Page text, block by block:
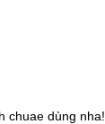
chuae dùng nha!